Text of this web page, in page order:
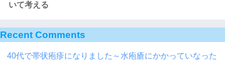
いて考える
Recent Comments
40代で帯状疱疹になりました～水疱瘡にかかっていなった